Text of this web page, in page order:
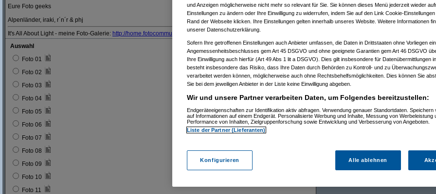
Eure Foto geeks
Alpenländer, iraki, r´n´r & phj
It's All About Light - meine Foto-Galerie: http://home.fotocommunity.de/miro.nik
Auswahl
Foto 01
Foto 02
Foto 03
Foto 04
Foto 05
Foto 06
Foto 07
Foto 08
Foto 09
Foto 10
Foto 11
und Anzeigen möglicherweise nicht mehr so relevant für Sie. Sie können dieses Menü jederzeit wieder
Einstellungen zu ändern oder Ihre Einwilligung zu widerrufen, indem Sie auf den Link Cookie-
Rand der Webseite klicken. Ihre Einstellungen gelten innerhalb unseres Website. Weitere Informationen
unserer Datenschutzerklärung.
Sofern Ihre getroffenen Einstellungen auch Anbieter umfassen, die Daten in Drittstaaten ohne Vorliegen
Angemessenheitsbeschlusses gem Art 45 DSGVO und ohne geeignete Garantien gem Art 46 DSGVO
Ihre Einwilligung auch hierfür (Art 49 Abs 1 lit a DSGVO). Dies gilt insbesondere für Datenübermittlungen
besteht insbesondere das Risiko, dass Ihre Daten durch Behörden zu Kontroll- und zu
verarbeitet werden können, möglicherweise auch ohne Rechtsbehelfsmöglichkeiten. Dies können Sie
Sie bei dem jeweiligen Anbieter in der Liste keine Einwilligung abgeben.
Wir und unsere Partner verarbeiten Daten, um Folgendes bereitzustellen:
Endgeräteeigenschaften zur Identifikation aktiv abfragen. Verwendung genauer Standortdaten. Speichern
auf Informationen auf einem Endgerät. Personalisierte Werbung und Inhalte, Messung von Werbeleistung
Performance von Inhalten, Zielgruppenforschung sowie Entwicklung und Verbesserung von Angeboten.
Liste der Partner (Lieferanten)
Konfigurieren Alle ablehnen